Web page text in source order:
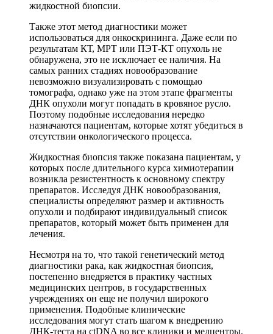
жидкостной биопсии.
Также этот метод диагностики может
использоваться для онкоскрининга. Даже если по
результатам КТ, МРТ или ПЭТ-КТ опухоль не
обнаружена, это не исключает ее наличия. На
самых ранних стадиях новообразование
невозможно визуализировать с помощью
томографа, однако уже на этом этапе фрагменты
ДНК опухоли могут попадать в кровяное русло.
Поэтому подобные исследования нередко
назначаются пациентам, которые хотят убедиться в
отсутствии онкологического процесса.
Жидкостная биопсия также показана пациентам, у
которых после длительного курса химиотерапии
возникла резистентность к основному спектру
препаратов. Исследуя ДНК новообразования,
специалисты определяют размер и активность
опухоли и подбирают индивидуальный список
препаратов, который может быть применен для
лечения.
Несмотря на то, что такой генетический метод
диагностики рака, как жидкостная биопсия,
постепенно внедряется в практику частных
медицинских центров, в государственных
учреждениях он еще не получил широкого
применения. Подобные клинические
исследования могут стать шагом к внедрению
ДНК-теста на ctDNA во все клиники и медцентры.